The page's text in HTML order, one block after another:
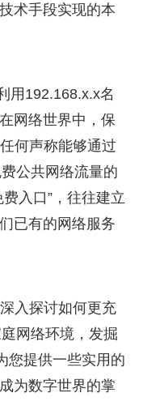
术手段实现的本
用192.168.x.x名
网络世界中，保
何声称能够通过
公共网络流量的
入口”，往往建立
已有的网络服务
入探讨如何更充
网络环境，发掘
您提供一些实用的
为数字世界的掌